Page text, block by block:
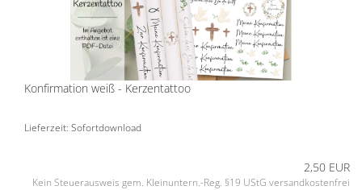
Konfirmation weiß - Kerzentattoo
Lieferzeit: Sofortdownload
2,50 EUR
Kein Steuerausweis gem. Kleinuntern.-Reg. §19 UStG versandkostenfrei